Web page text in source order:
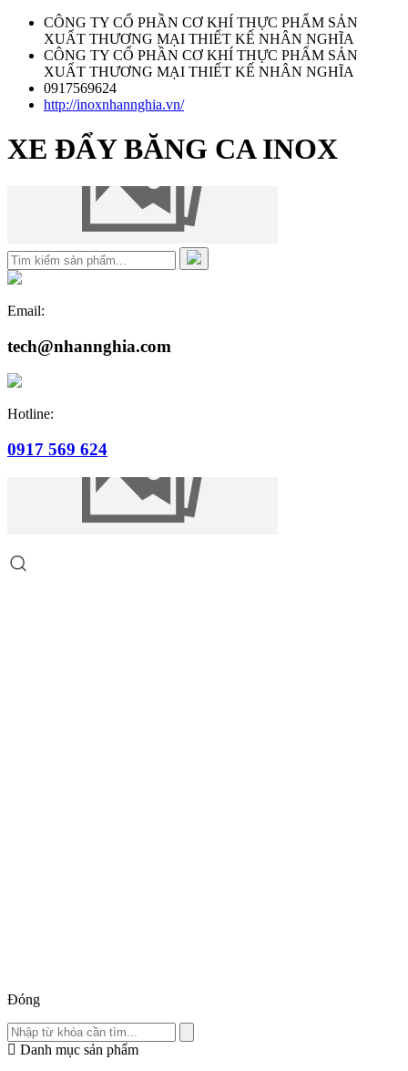
CÔNG TY CỔ PHẦN CƠ KHÍ THỰC PHẨM SẢN
XUẤT THƯƠNG MẠI THIẾT KẾ NHÂN NGHĨA
CÔNG TY CỔ PHẦN CƠ KHÍ THỰC PHẨM SẢN
XUẤT THƯƠNG MẠI THIẾT KẾ NHÂN NGHĨA
0917569624
http://inoxnhannghia.vn/
XE ĐẨY BĂNG CA INOX
Email:
tech@nhannghia.com
Hotline:
0917 569 624
Đóng
Danh mục sản phẩm